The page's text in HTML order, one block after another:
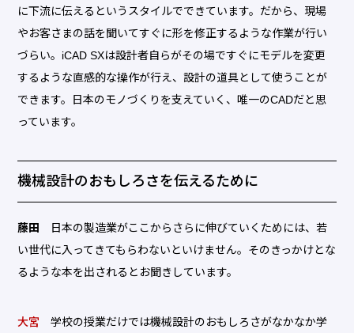
に下流に伝えるというスタイルでできています。だから、現場
やお客さまの話を聞いてすぐに形を修正するような作業が行い
づらい。iCAD SXは設計者自らがその場ですぐにモデルを変更
するような直感的な操作が行え、設計の道具として使うことが
できます。日本のモノづくりを支えていく、唯一のCADだと思
っています。
機械設計のおもしろさを伝えるために
藤田
日本の製造業がここからさらに伸びていくためには、若
い世代に入ってきてもらわないといけません。そのきっかけとな
るような本を出されるとお聞きしています。
大宮 学校の授業だけでは機械設計のおもしろさがなかなか学